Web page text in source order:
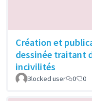
Création et
dessinée traitant
incivilités
Blocked user 0 0